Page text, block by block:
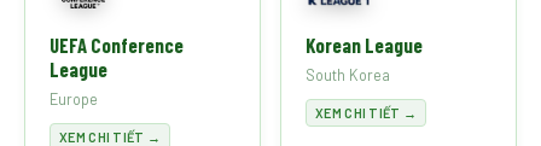
UEFA Conference
League
Europe
XEM CHI TIẾT →
Korean League
South Korea
XEM CHI TIẾT →